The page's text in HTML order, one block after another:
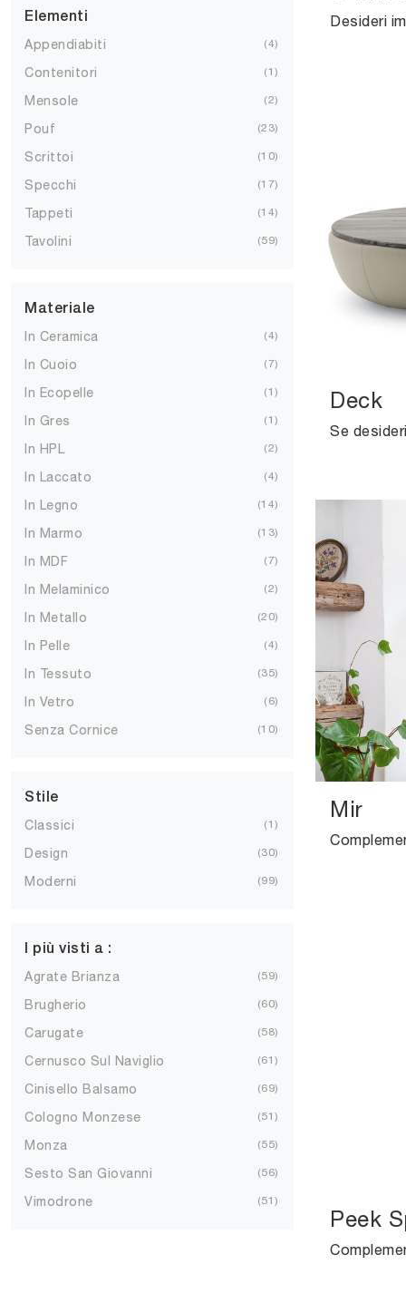
Elementi
Appendiabiti 4
Contenitori 1
Mensole 2
Pouf 23
Scrittoi 10
Specchi 17
Tappeti 14
Tavolini 59
Materiale
In Ceramica 4
In Cuoio 7
In Ecopelle 1
In Gres 1
In HPL 2
In Laccato 4
In Legno 14
In Marmo 13
In MDF 7
In Melaminico 2
In Metallo 20
In Pelle 4
In Tessuto 35
In Vetro 6
Senza Cornice 10
Stile
Classici 1
Design 30
Moderni 99
I più visti a :
Agrate Brianza 59
Brugherio 60
Carugate 58
Cernusco Sul Naviglio 61
Cinisello Balsamo 69
Cologno Monzese 51
Monza 55
Sesto San Giovanni 56
Vimodrone 51
Deck
Mir
Peek